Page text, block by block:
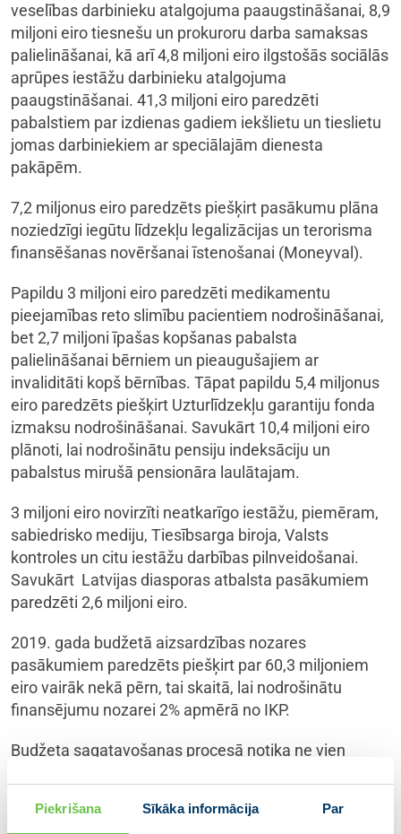
Piekrišana Sīkāka informācija Par
veselības darbinieku atalgojuma paaugstināšanai, 8,9
miljoni eiro tiesnešu un prokuroru darba samaksas
palielināšanai, kā arī 4,8 miljoni eiro ilgstošās sociālās
aprūpes iestāžu darbinieku atalgojuma
paaugstināšanai. 41,3 miljoni eiro paredzēti
pabalstiem par izdienas gadiem iekšlietu un tieslietu
jomas darbiniekiem ar speciālajām dienesta
pakāpēm.
7,2 miljonus eiro paredzēts piešķirt pasākumu plāna
noziedzīgi iegūtu līdzekļu legalizācijas un terorisma
finansēšanas novēršanai īstenošanai (Moneyval).
Papildu 3 miljoni eiro paredzēti medikamentu
pieejamības reto slimību pacientiem nodrošināšanai,
bet 2,7 miljoni īpašas kopšanas pabalsta
palielināšanai bērniem un pieaugušajiem ar
invaliditāti kopš bērnības. Tāpat papildu 5,4 miljonus
eiro paredzēts piešķirt Uzturlīdzekļu garantiju fonda
izmaksu nodrošināšanai. Savukārt 10,4 miljoni eiro
plānoti, lai nodrošinātu pensiju indeksāciju un
pabalstus mirušā pensionāra laulātajam.
3 miljoni eiro novirzīti neatkarīgo iestāžu, piemēram,
sabiedrisko mediju, Tiesībsarga biroja, Valsts
kontroles un citu iestāžu darbības pilnveidošanai.
Savukārt Latvijas diasporas atbalsta pasākumiem
paredzēti 2,6 miljoni eiro.
2019. gada budžetā aizsardzības nozares
pasākumiem paredzēts piešķirt par 60,3 miljoniem
eiro vairāk nekā pērn, tai skaitā, lai nodrošinātu
finansējumu nozarei 2% apmērā no IKP.
Budžeta sagatavošanas procesā notika ne vien
nozaru asociācijām un pašvaldībām. Sarunu